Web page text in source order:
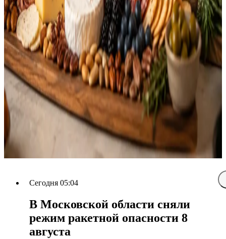
Сегодня 05:04
В Московской области сняли
режим ракетной опасности 8
августа